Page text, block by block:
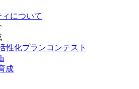
について
性化プランコンテスト
成